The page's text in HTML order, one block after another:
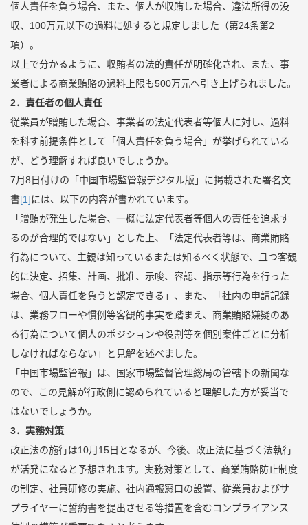
個人責任を負う場合、また、個人が収賄した場合、違法所得の没
収、100万元以下の過料に処すると規定しました（第24条第2
項）。
以上で分かるように、収賄者の法的責任が明確化され、また、事
業者による商業賄賂の過料上限も500万元へ引き上げられました。
2．責任者の個人責任
従業員が贈賄した場合、事業者の法定代表者等個人に対し、過料
を科す前提条件として「個人責任を負う場合」が挙げられている
が、どう理解すれば良いでしょうか。
7月8日付けの「中国市場監管報デジタル版」に掲載された署名文
書[1]には、以下の内容が書かれています。
「贈賄が発生した場合、一概に法定代表者等個人の責任を追求す
るのが合理的ではない」とした上、「法定代表者等は、商業賄賂
行為について、主観は知っているまたは知るべく状態で、且つ客観
的に決定、招集、計画、批准、示唆、容認、指示等行為を行った
場合、個人責任を負うと認定できる」、また、「社内の申請記録
は、業務フローや慣例等客観的事実を踏まえ、商業賄賂嫌疑のあ
る行為について個人のポジションや役割等を個別案件ごとに分析
しなければならない」と見解を述べました。
「中国市場監管報」は、国家市場監督管理総局の管轄下の新聞な
ので、この見解が行政側に認められていると理解した方が妥当で
はないでしょうか。
3．実務対策
改正法の施行は10月15日となるが、今後、改正法に基づく法執行
が活発になると予想されます。実務対策として、商業賄賂防止制度
の制定、社員研修の実施、社内通報窓口の設置、従業員およびサ
プライヤーに誓約書を提出させる等措置を含むコンプライアンス